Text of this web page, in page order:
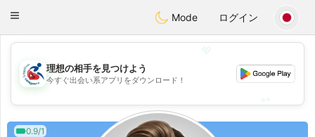
Handi Space
Toggle
Mode ログイン
💖
💕
理想の相手を見つけよう
今すぐ出会い系アプリをダウンロード！
0.9/1